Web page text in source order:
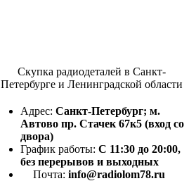
Скупка радиодеталей в Санкт-
Петербурге и Ленинградской области
Адрес: Санкт-Петербург; м.
Автово пр. Стачек 67к5 (вход со
двора)
График работы: С 11:30 до 20:00,
без перерывов и выходных
Почта: info@radiolom78.ru